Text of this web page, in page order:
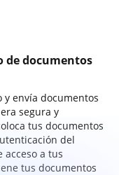
de documentos
y envía documentos
segura y
tus documentos
del
a tus
tus documentos